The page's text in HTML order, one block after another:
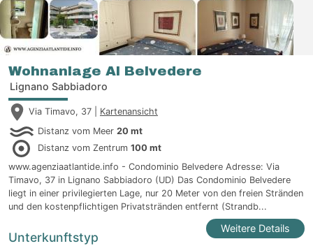
Wohnanlage Al Belvedere
Lignano Sabbiadoro
Via Timavo, 37 | Kartenansicht
Distanz vom Meer 20 mt
Distanz vom Zentrum 100 mt
www.agenziaatlantide.info - Condominio Belvedere Adresse: Via
Timavo, 37 in Lignano Sabbiadoro (UD) Das Condominio Belvedere
liegt in einer privilegierten Lage, nur 20 Meter von den freien Stränden
und den kostenpflichtigen Privatstränden entfernt (Strandb...
Weitere Details
Unterkunftstyp